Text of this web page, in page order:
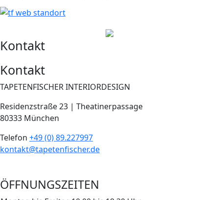
Kontakt
Kontakt
TAPETENFISCHER INTERIORDESIGN
Residenzstraße 23 | Theatinerpassage
80333 München
Telefon +49 (0) 89.227997
kontakt@tapetenfischer.de
ÖFFNUNGSZEITEN